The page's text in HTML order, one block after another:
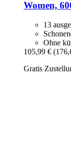
Women,
13
Ohne
105,99 €
Gratis